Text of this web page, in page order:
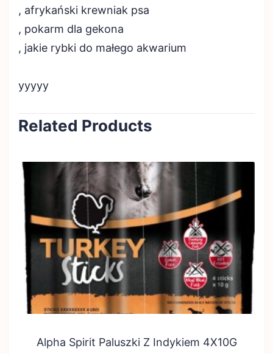
, afrykański krewniak psa
, pokarm dla gekona
, jakie rybki do małego akwarium
yyyyy
Related Products
Alpha Spirit Paluszki Z Indykiem 4X10G